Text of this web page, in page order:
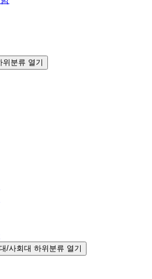
위분류 열기
/사회대 하위분류 열기